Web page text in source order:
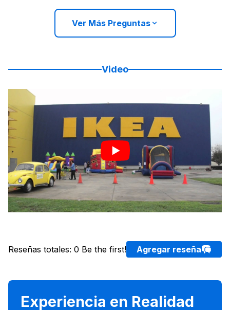
Ver Más Preguntas
Video
Reseñas totales: 0 Be the first! Agregar reseña
Experiencia en Realidad